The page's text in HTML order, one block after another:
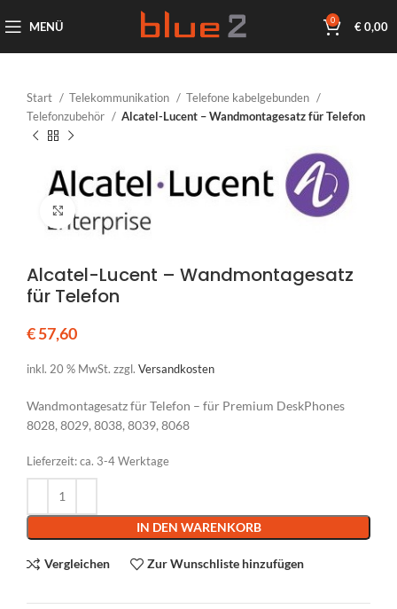
MENÜ 0 €0,00
Start Telekommunikation
Telefone kabelgebunden
Telefonzubehör
Alcatel-Lucent – Wandmontagesatz für Telefon
Klicken um zu vergrößern
Alcatel-Lucent – Wandmontagesatz
für Telefon
€57,60
inkl. 20 % MwSt. zzgl. Versandkosten
Wandmontagesatz für Telefon – für Premium DeskPhones
8028, 8029, 8038, 8039, 8068
Lieferzeit: ca. 3-4 Werktage
IN DEN WARENKORB
Vergleichen Zur Wunschliste hinzufügen